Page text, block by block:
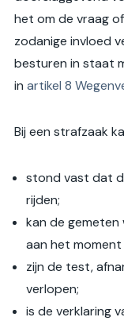
het om de vraag
zodanige invloed
besturen in staat
in artikel 8
Bij een strafzaak
stond vast dat
rijden;
kan de
aan het
zijn de test,
verlopen;
is de verklaring